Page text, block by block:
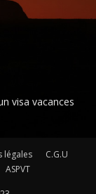
visa vacances
légales
C.G.U
ASPVT